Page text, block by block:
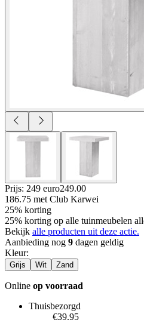
Prijs: 249 euro249.00
186.75 met Club Karwei
25% korting
25% korting op alle tuinmeubelen
Bekijk alle producten uit deze actie.
Aanbieding nog 9 dagen geldig
Kleur:
Grijs Wit Zand
Online op voorraad
Thuisbezorgd
€39.95